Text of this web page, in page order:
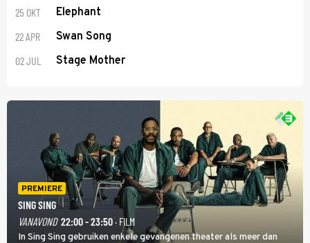
25 OKT Elephant
22 APR Swan Song
02 JUL Stage Mother
PREMIERE
SING SING
VANAVOND 22:00 - 23:50· FILM
In Sing Sing gebruiken enkele gevangenen theater als meer dan